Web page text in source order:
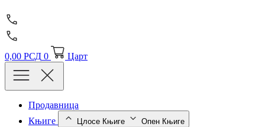
0,00 РСД 0 Царт
Продавница
Књиге
Цлосе Књиге Опен Књиге